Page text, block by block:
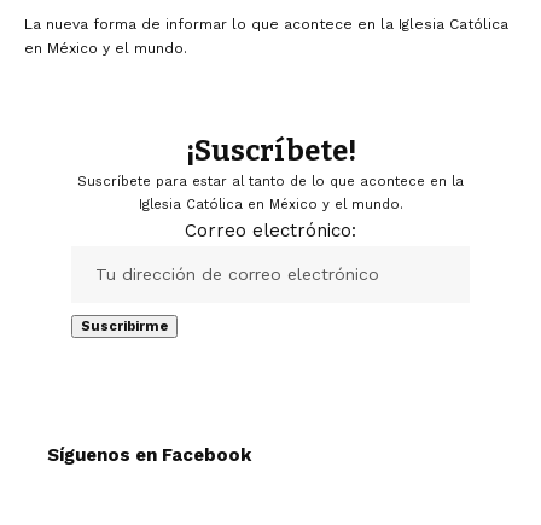
La nueva forma de informar lo que acontece en la Iglesia Católica
en México y el mundo.
¡Suscríbete!
Suscríbete para estar al tanto de lo que acontece en la
Iglesia Católica en México y el mundo.
Correo electrónico:
Síguenos en Facebook